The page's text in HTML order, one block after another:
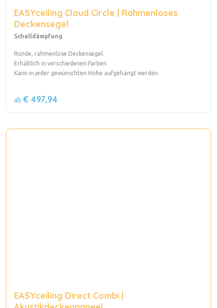
EASYceiling Cloud Circle | Rahmenloses
Deckensegel
Schalldämpfung
Runde, rahmenlose Deckensegel
Erhältlich in verschiedenen Farben
Kann in jeder gewünschten Höhe aufgehängt werden
ab € 497,94
EASYceiling Direct Combi |